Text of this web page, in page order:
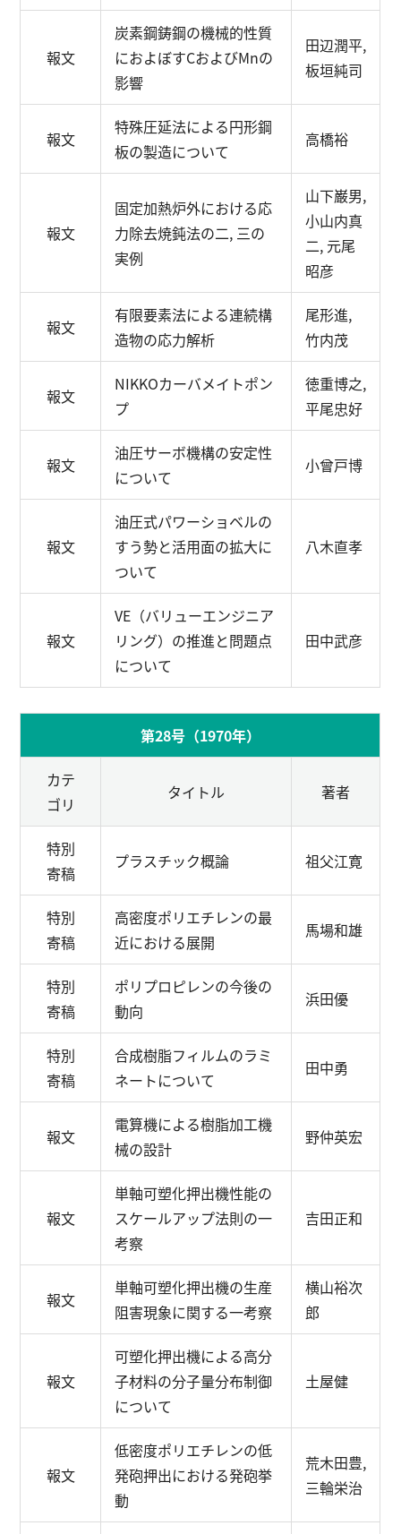
報文
炭素鋼鋳鋼の機械的性質
におよぼすCおよびMnの
影響
田辺潤平,
板垣純司
報文
特殊圧延法による円形鋼
板の製造について
高橋裕
報文
固定加熱炉外における応
力除去焼鈍法の二, 三の
実例
山下巌男,
小山内真
二, 元尾
昭彦
報文
有限要素法による連続構
造物の応力解析
尾形進,
竹内茂
報文
NIKKOカーバメイトポン
プ
徳重博之,
平尾忠好
報文
油圧サーボ機構の安定性
について
小曾戸博
報文
油圧式パワーショベルの
すう勢と活用面の拡大に
ついて
八木直孝
報文
VE（バリューエンジニア
リング）の推進と問題点
について
田中武彦
第28号（1970年）
カテ
ゴリ
タイトル 著者
特別
寄稿
プラスチック概論 祖父江寛
特別
寄稿
高密度ポリエチレンの最
近における展開
馬場和雄
特別
寄稿
ポリプロピレンの今後の
動向
浜田優
特別
寄稿
合成樹脂フィルムのラミ
ネートについて
田中勇
報文
電算機による樹脂加工機
械の設計
野仲英宏
報文
単軸可塑化押出機性能の
スケールアップ法則の一
考察
吉田正和
報文
単軸可塑化押出機の生産
阻害現象に関する一考察
横山裕次
郎
報文
可塑化押出機による高分
子材料の分子量分布制御
について
土屋健
報文
低密度ポリエチレンの低
発砲押出における発砲挙
動
荒木田豊,
三輪栄治